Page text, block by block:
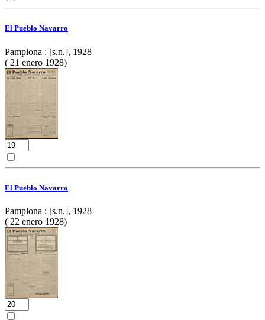
El Pueblo Navarro
Pamplona : [s.n.], 1928
( 21 enero 1928)
El Pueblo Navarro
Pamplona : [s.n.], 1928
( 22 enero 1928)